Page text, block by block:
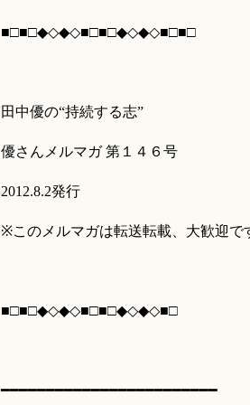
■□■□◆◇◆◇■□■□◆◇◆◇■□■□
田中優の“持続する志”
優さんメルマガ 第１４６号
2012.8.2発行
※このメルマガは転送転載、大歓迎で
■□■□◆◇◆◇■□■□◆◇◆◇■□
━━━━━━━━━━━━━━━━━━━━━━━━